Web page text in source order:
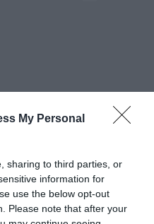
My Personal
sharing to third parties, or
information for
use the below opt-out
Please note that after your
informou que, na
novas máquinas de
em Belmonte.
de manutenção em